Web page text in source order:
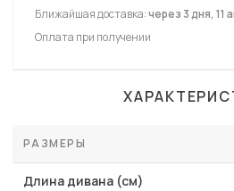
Ближайшая доставка:через 3 дня, 11
Оплата при получении
РАЗМЕРЫ
Длина дивана (см)